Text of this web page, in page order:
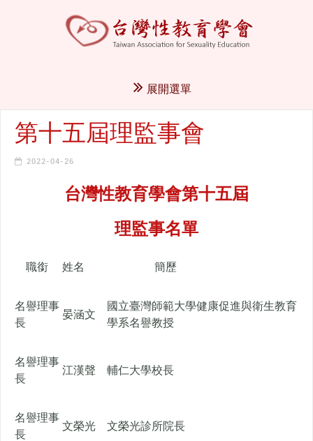
展開選單
第十五屆理監事會
2022-04-26
台灣性教育學會第十五屆
理監事名單
職銜 姓名 簡歷
名譽理事
長
晏涵文
國立臺灣師範大學健康促進與衛生教育
學系名譽教授
名譽理事
長
江漢聲 輔仁大學校長
名譽理事
長
文榮光 文榮光診所院長